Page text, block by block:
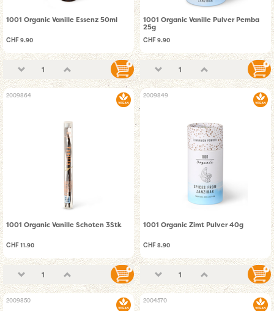
1001 Organic Vanille Essenz 50ml
CHF 9.90
1001 Organic Vanille Pulver Pemba
25g
CHF 9.90
2009864
1001 Organic Vanille Schoten 3Stk
CHF 11.90
2009849
1001 Organic Zimt Pulver 40g
CHF 8.90
2009850 2004570